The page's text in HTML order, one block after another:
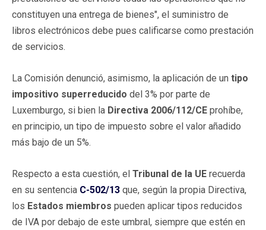
constituyen una entrega de bienes", el suministro de
libros electrónicos debe pues calificarse como prestación
de servicios.
La Comisión denunció, asimismo, la aplicación de un tipo
impositivo superreducido del 3% por parte de
Luxemburgo, si bien la Directiva 2006/112/CE prohíbe,
en principio, un tipo de impuesto sobre el valor añadido
más bajo de un 5%.
Respecto a esta cuestión, el Tribunal de la UE recuerda
en su sentencia C-502/13 que, según la propia Directiva,
los Estados miembros pueden aplicar tipos reducidos
de IVA por debajo de este umbral, siempre que estén en